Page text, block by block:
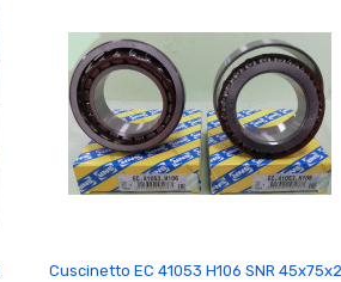

Cuscinetto EC 41053 H106 SNR